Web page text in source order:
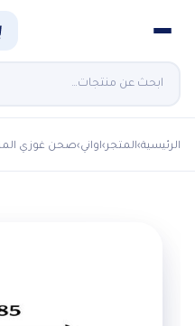
الرئيسية›المتجر›اواني›صحن غوزي